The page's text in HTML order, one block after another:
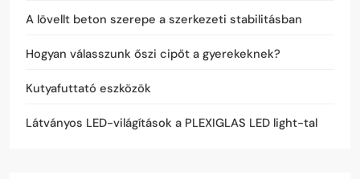
A lövellt beton szerepe a szerkezeti stabilitásban
Hogyan válasszunk őszi cipőt a gyerekeknek?
Kutyafuttató eszközök
Látványos LED-világítások a PLEXIGLAS LED light-tal